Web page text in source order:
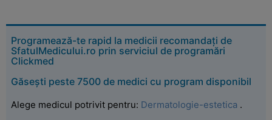
Programează-te rapid la medicii recomandați de
SfatulMedicului.ro prin serviciul de programări
Clickmed
Găsești peste 7500 de medici cu program disponibil
Alege medicul potrivit pentru: Dermatologie-estetica .